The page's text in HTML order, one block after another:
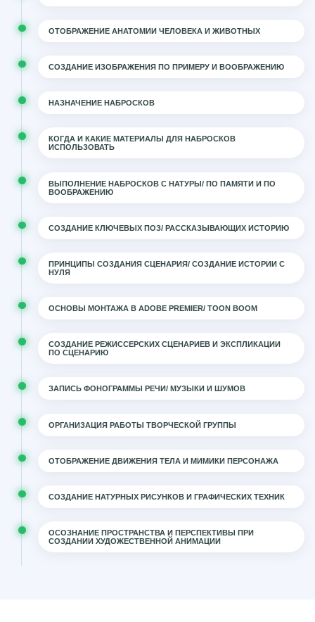
ОТОБРАЖЕНИЕ АНАТОМИИ ЧЕЛОВЕКА И ЖИВОТНЫХ
СОЗДАНИЕ ИЗОБРАЖЕНИЯ ПО ПРИМЕРУ И ВООБРАЖЕНИЮ
НАЗНАЧЕНИЕ НАБРОСКОВ
КОГДА И КАКИЕ МАТЕРИАЛЫ ДЛЯ НАБРОСКОВ
ИСПОЛЬЗОВАТЬ
ВЫПОЛНЕНИЕ НАБРОСКОВ С НАТУРЫ/ ПО ПАМЯТИ И ПО
ВООБРАЖЕНИЮ
СОЗДАНИЕ КЛЮЧЕВЫХ ПОЗ/ РАССКАЗЫВАЮЩИХ ИСТОРИЮ
ПРИНЦИПЫ СОЗДАНИЯ СЦЕНАРИЯ/ СОЗДАНИЕ ИСТОРИИ С
НУЛЯ
ОСНОВЫ МОНТАЖА В ADOBE PREMIER/ TOON BOOM
СОЗДАНИЕ РЕЖИССЕРСКИХ СЦЕНАРИЕВ И ЭКСПЛИКАЦИИ
ПО СЦЕНАРИЮ
ЗАПИСЬ ФОНОГРАММЫ РЕЧИ/ МУЗЫКИ И ШУМОВ
ОРГАНИЗАЦИЯ РАБОТЫ ТВОРЧЕСКОЙ ГРУППЫ
ОТОБРАЖЕНИЕ ДВИЖЕНИЯ ТЕЛА И МИМИКИ ПЕРСОНАЖА
СОЗДАНИЕ НАТУРНЫХ РИСУНКОВ И ГРАФИЧЕСКИХ ТЕХНИК
ОСОЗНАНИЕ ПРОСТРАНСТВА И ПЕРСПЕКТИВЫ ПРИ
СОЗДАНИИ ХУДОЖЕСТВЕННОЙ АНИМАЦИИ